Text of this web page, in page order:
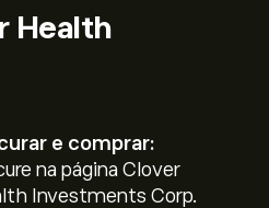
Health
e comprar:
na página Clover
Investments Corp.